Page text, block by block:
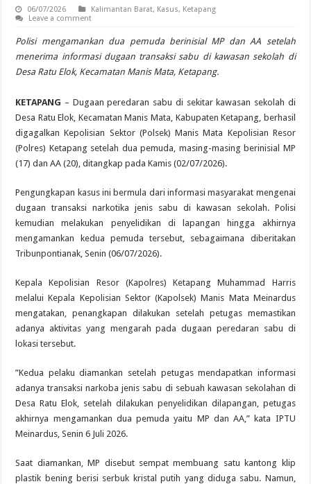
06/07/2026 Kalimantan Barat, Kasus, Ketapang
Leave a comment
Polisi mengamankan dua pemuda berinisial MP dan AA setelah
menerima informasi dugaan transaksi sabu di kawasan sekolah di
Desa Ratu Elok, Kecamatan Manis Mata, Ketapang.
KETAPANG – Dugaan peredaran sabu di sekitar kawasan sekolah di
Desa Ratu Elok, Kecamatan Manis Mata, Kabupaten Ketapang, berhasil
digagalkan Kepolisian Sektor (Polsek) Manis Mata Kepolisian Resor
(Polres) Ketapang setelah dua pemuda, masing-masing berinisial MP
(17) dan AA (20), ditangkap pada Kamis (02/07/2026).
Pengungkapan kasus ini bermula dari informasi masyarakat mengenai
dugaan transaksi narkotika jenis sabu di kawasan sekolah. Polisi
kemudian melakukan penyelidikan di lapangan hingga akhirnya
mengamankan kedua pemuda tersebut, sebagaimana diberitakan
Tribunpontianak, Senin (06/07/2026).
Kepala Kepolisian Resor (Kapolres) Ketapang Muhammad Harris
melalui Kepala Kepolisian Sektor (Kapolsek) Manis Mata Meinardus
mengatakan, penangkapan dilakukan setelah petugas memastikan
adanya aktivitas yang mengarah pada dugaan peredaran sabu di
lokasi tersebut.
”Kedua pelaku diamankan setelah petugas mendapatkan informasi
adanya transaksi narkoba jenis sabu di sebuah kawasan sekolahan di
Desa Ratu Elok, setelah dilakukan penyelidikan dilapangan, petugas
akhirnya mengamankan dua pemuda yaitu MP dan AA,” kata IPTU
Meinardus, Senin 6 Juli 2026.
Saat diamankan, MP disebut sempat membuang satu kantong klip
plastik bening berisi serbuk kristal putih yang diduga sabu. Namun,